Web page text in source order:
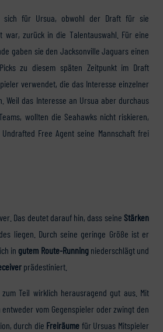
sich für Ursua, obwohl der Draft für sie
war, zurück in die Talentauswahl. Für eine
gaben sie den Jacksonville Jaguars einen
zu diesem späten Zeitpunkt im Draft
verwendet, die das Interesse einzelner
Weil das Interesse an Ursua aber durchaus
wollten die Seahawks nicht riskieren,
Free Agent seine Mannschaft frei
Das deutet darauf hin, dass seine Stärken
liegen. Durch seine geringe Größe ist er
in gutem Route-Runningniederschlägt und
prädestiniert.
zum Teil wirklich herausragend gut aus. Mit
vom Gegenspieler oder zwingt den
durch die Freiräume für Ursuas Mitspieler